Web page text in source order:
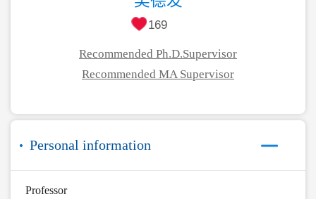
169
Recommended Ph.D.Supervisor
Recommended MA Supervisor
Personal information
Professor